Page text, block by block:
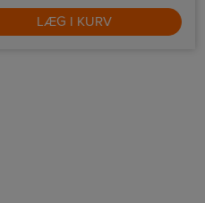
LÆG I KURV